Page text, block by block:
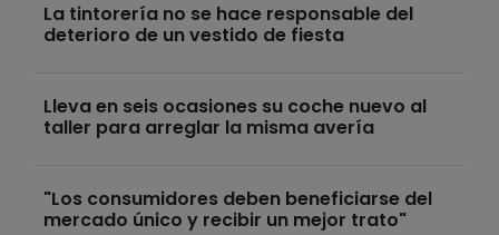
La tintorería no se hace responsable del
deterioro de un vestido de fiesta
Lleva en seis ocasiones su coche nuevo al
taller para arreglar la misma avería
"Los consumidores deben beneficiarse del
mercado único y recibir un mejor trato"